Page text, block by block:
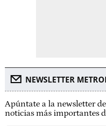
NEWSLETTER
Apúntate a la newsletter
noticias más importantes